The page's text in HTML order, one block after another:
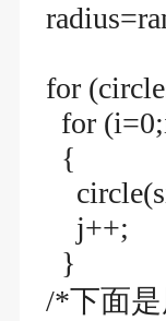
for
for
{
j++;
}
/*下面